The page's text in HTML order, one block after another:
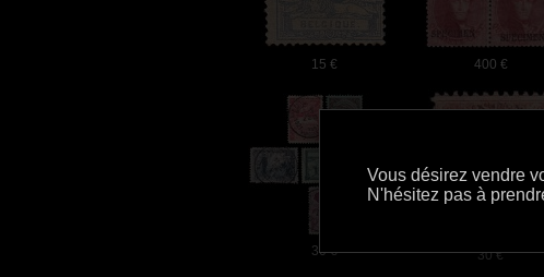
15 € 400 €
30 € 30 €